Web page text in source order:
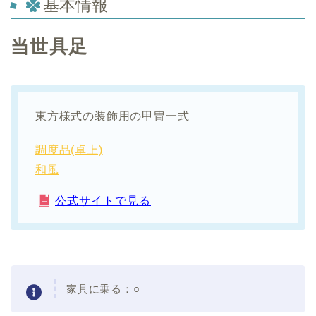
基本情報
当世具足
東方様式の装飾用の甲冑一式
調度品(卓上)
和風
公式サイトで見る
家具に乗る： ○